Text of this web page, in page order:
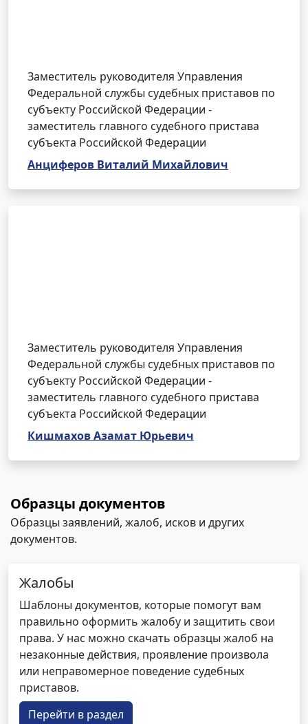
Заместитель руководителя Управления
Федеральной службы судебных приставов по
субъекту Российской Федерации -
заместитель главного судебного пристава
субъекта Российской Федерации
Анциферов Виталий Михайлович
Заместитель руководителя Управления
Федеральной службы судебных приставов по
субъекту Российской Федерации -
заместитель главного судебного пристава
субъекта Российской Федерации
Кишмахов Азамат Юрьевич
Образцы документов
Образцы заявлений, жалоб, исков и других
документов.
Жалобы
Шаблоны документов, которые помогут вам
правильно оформить жалобу и защитить свои
права. У нас можно скачать образцы жалоб на
незаконные действия, проявление произвола
или неправомерное поведение судебных
приставов.
Перейти в раздел